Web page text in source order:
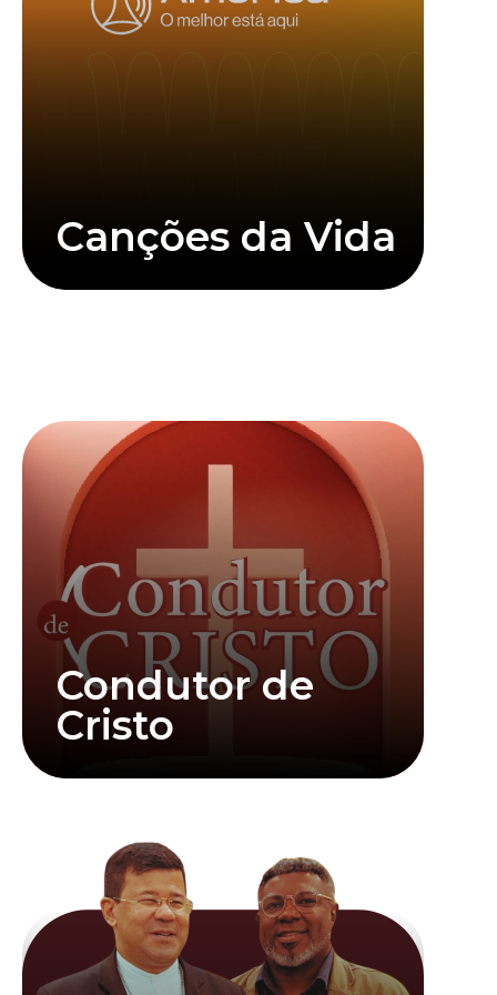
Júnior Brasil é um dos nomes mais carismáticos
Canções da Vida
Condutor de
Cristo
Clique abaixo para assistir mais informações
Clique abaixo para assistir mais informações
Saiba mais